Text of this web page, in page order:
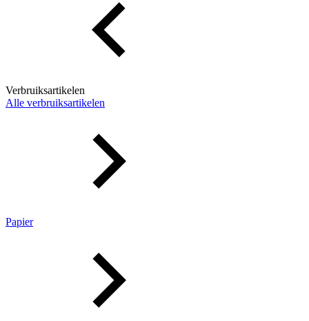
Verbruiksartikelen
Alle verbruiksartikelen
Papier